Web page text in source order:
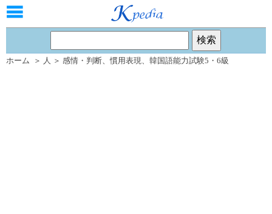
ホーム ＞ 人 ＞ 感情・判断、 慣用表現、 韓国語能力試験5・6級